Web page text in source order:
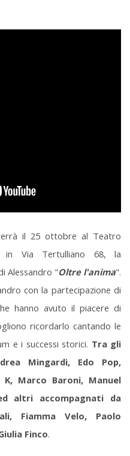
il 25 ottobre al Teatro
in Via Tertulliano 68, la
Alessandro "Oltre l'anima".
con la partecipazione di
hanno avuto il piacere di
ricordarlo cantando le
e i successi storici. Tra gli
Mingardi, Edo Pop,
Marco Baroni, Manuel
altri accompagnati da
Fiamma Velo, Paolo
Finco.